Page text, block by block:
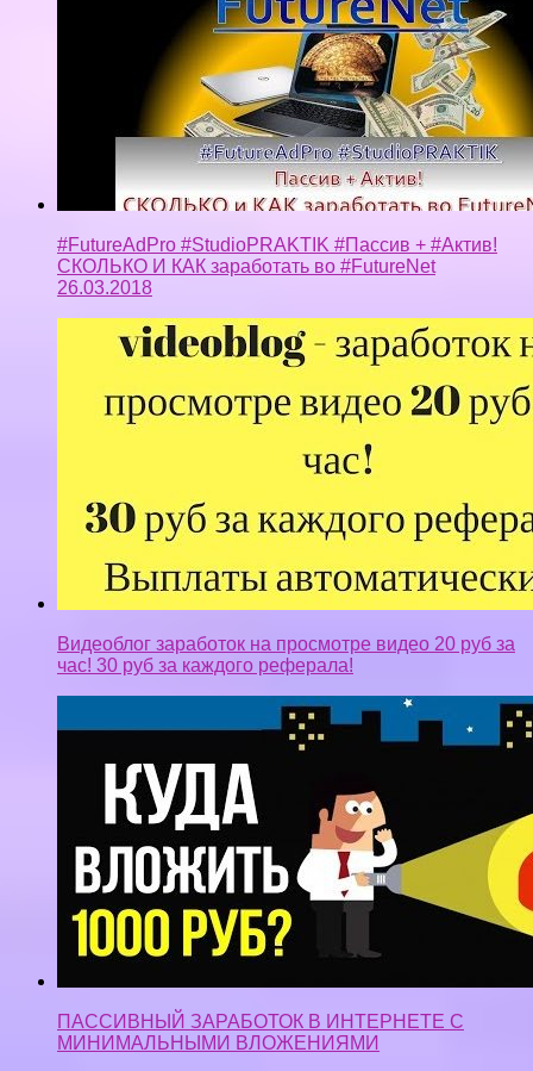
#FutureAdPro #StudioPRAKTIK #Пассив + #Актив!
СКОЛЬКО И КАК заработать во #FutureNet
26.03.2018
Видеоблог заработок на просмотре видео 20 руб за
час! 30 руб за каждого реферала!
ПАССИВНЫЙ ЗАРАБОТОК В ИНТЕРНЕТЕ С
МИНИМАЛЬНЫМИ ВЛОЖЕНИЯМИ